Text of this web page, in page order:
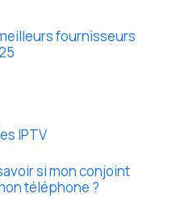
fournisseurs
IPTV
si mon conjoint
téléphone ?